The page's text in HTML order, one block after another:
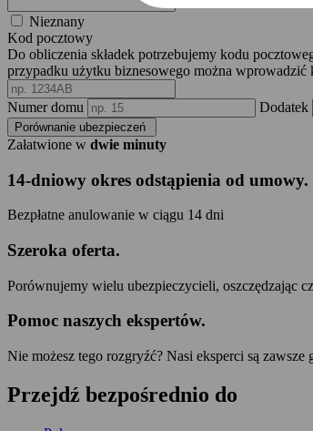
Nieznany
Kod pocztowy
Do obliczenia składek potrzebujemy kodu
przypadku użytku biznesowego można
Numer domu Dodatek
Porównanie ubezpieczeń
Załatwione w dwie minuty
14-dniowy okres odstąpienia od umowy.
Bezpłatne anulowanie w ciągu 14 dni
Szeroka oferta.
Porównujemy wielu ubezpieczycieli, oszczędzając
Pomoc naszych ekspertów.
Nie możesz tego rozgryźć? Nasi eksperci są
Przejdź bezpośrednio do